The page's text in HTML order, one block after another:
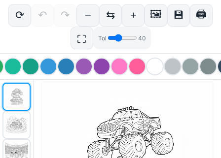
⟳ ↶ ↷ − ⇆ + 🖼 💾 🖨
⛶ Tol 40